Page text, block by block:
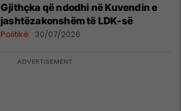
Gjithçka që ndodhi në Kuvendin e
jashtëzakonshëm të LDK-së
Politikë 30/07/2026